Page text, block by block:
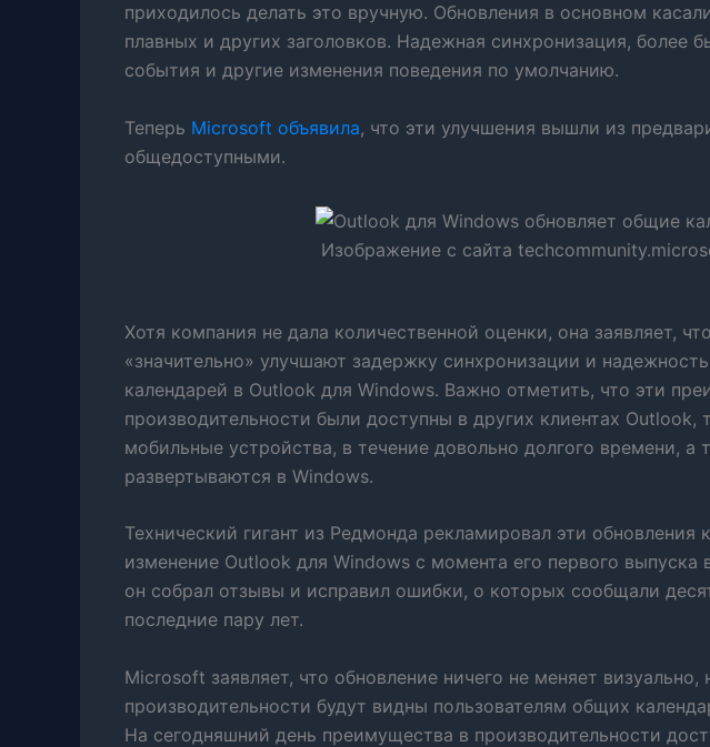
приходилось делать это вручную. Обновления в основном
плавных и других заголовков. Надежная синхронизация, более
события и другие изменения поведения по умолчанию.
Теперь Microsoft объявила, что эти улучшения вышли из
общедоступными.
Изображение с сайта
Хотя компания не дала количественной оценки, она заявляет,
«значительно» улучшают задержку синхронизации и
календарей в Outlook для Windows. Важно отметить, что эти
производительности были доступны в других клиентах Outlook,
мобильные устройства, в течение довольно долгого времени, а
развертываются в Windows.
Технический гигант из Редмонда рекламировал эти обновления
изменение Outlook для Windows с момента его первого выпуска
он собрал отзывы и исправил ошибки, о которых сообщали
последние пару лет.
Microsoft заявляет, что обновление ничего не меняет визуально,
производительности будут видны пользователям общих
На сегодняшний день преимущества в производительности